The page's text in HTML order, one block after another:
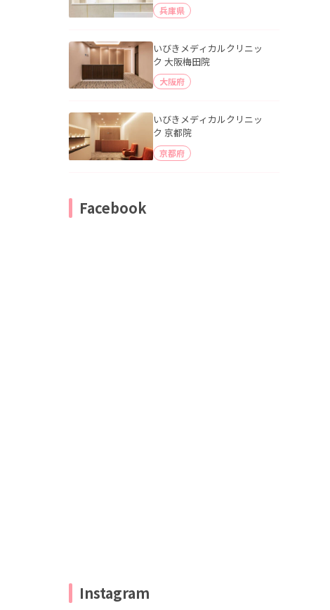
兵庫県
いびきメディカルクリニッ
ク 大阪梅田院
大阪府
いびきメディカルクリニッ
ク 京都院
京都府
Facebook
Instagram